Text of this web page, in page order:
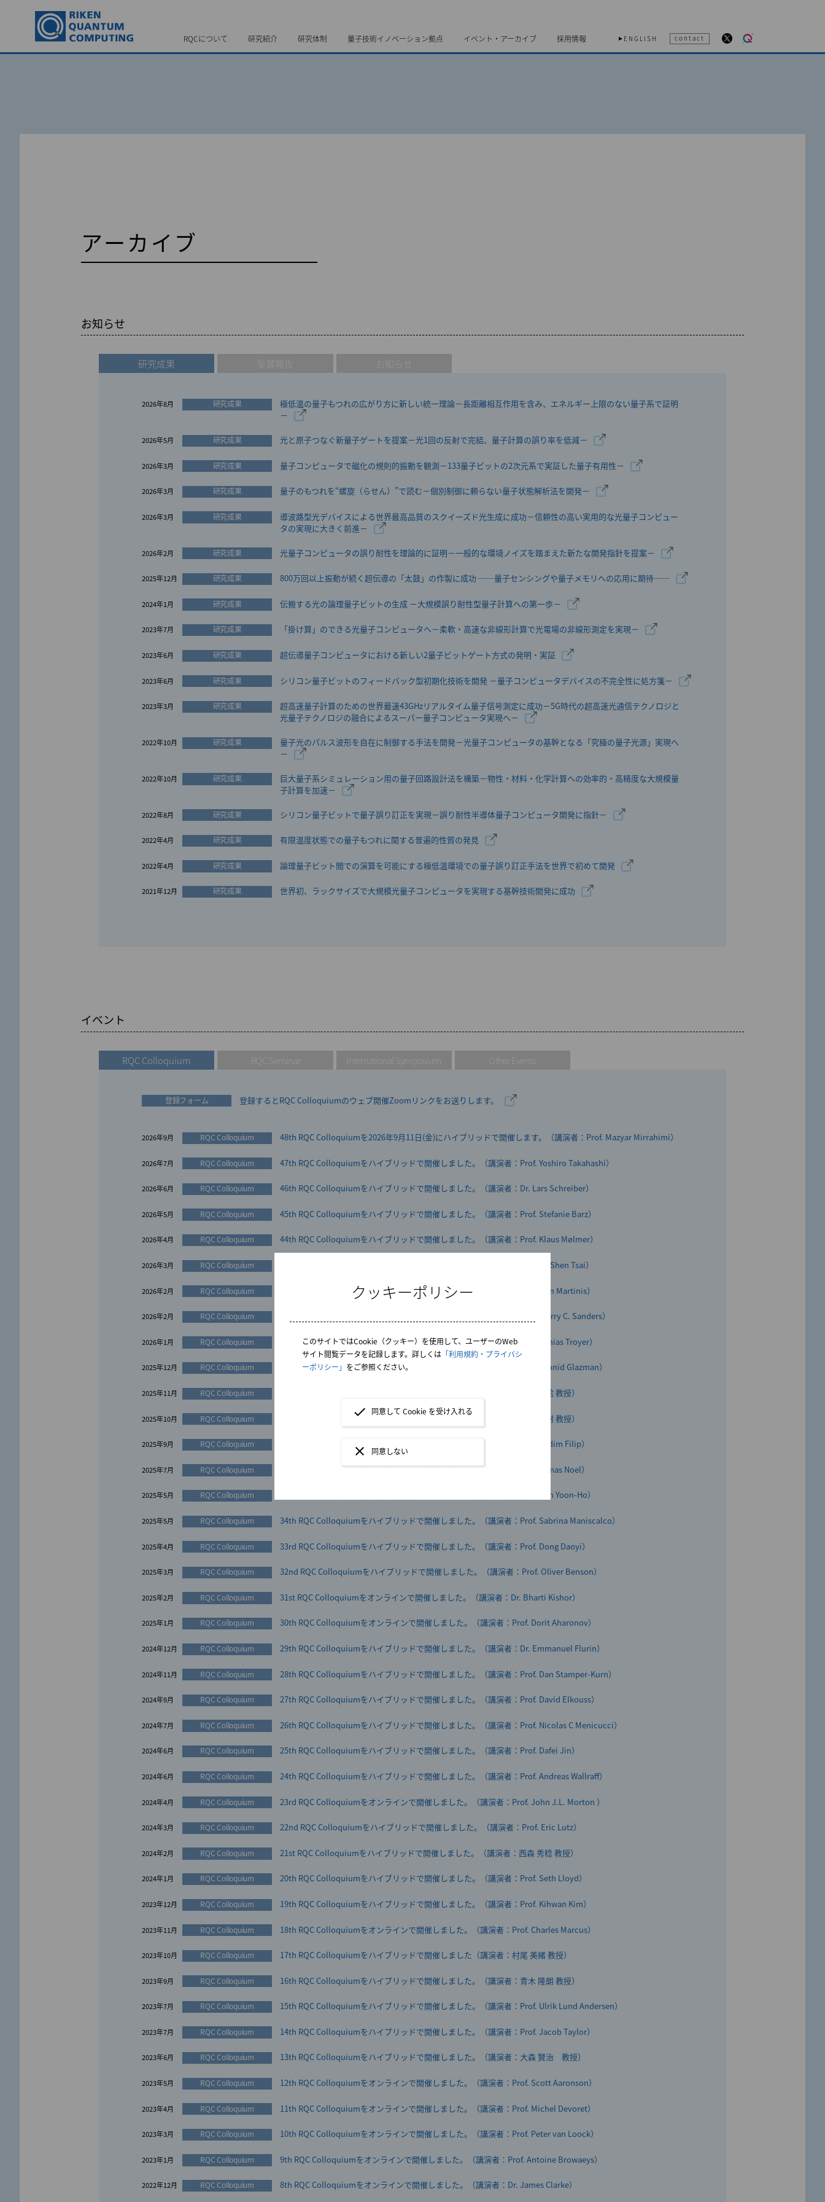
RQCについて 研究紹介 研究体制 量子技術イノベーション拠点 イベント・アーカイブ 採用情報 ENGLISH contact
アーカイブ
お知らせ
研究成果
2026年8月 研究成果
極低温の量子もつれの広がり方に新しい統一理論－長距離相互作用を含み、エネルギー上限のない量子系で証明
－
2026年5月 研究成果 光と原子つなぐ新量子ゲートを提案－光1回の反射で完結、量子計算の誤り率を低減－
2026年3月 研究成果 量子コンピュータで磁化の規則的振動を観測－133量子ビットの2次元系で実証した量子有用性－
2026年3月 研究成果 量子のもつれを“螺旋（らせん）”で読む－個別制御に頼らない量子状態解析法を開発－
2026年3月 研究成果
導波路型光デバイスによる世界最高品質のスクイーズド光生成に成功－信頼性の高い実用的な光量子コンピュー
タの実現に大きく前進－
2026年2月 研究成果 光量子コンピュータの誤り耐性を理論的に証明－一般的な環境ノイズを踏まえた新たな開発指針を提案－
2025年12月 研究成果 800万回以上振動が続く超伝導の「太鼓」の作製に成功 ──量子センシングや量子メモリへの応用に期待──
2024年1月 研究成果 伝搬する光の論理量子ビットの生成 －大規模誤り耐性型量子計算への第一歩－
2023年7月 研究成果 「掛け算」のできる光量子コンピュータへ－柔軟・高速な非線形計算で光電場の非線形測定を実現－
2023年6月 研究成果 超伝導量子コンピュータにおける新しい2量子ビットゲート方式の発明・実証
2023年6月 研究成果 シリコン量子ビットのフィードバック型初期化技術を開発 －量子コンピュータデバイスの不完全性に処方箋－
2023年3月 研究成果
超高速量子計算のための世界最速43GHzリアルタイム量子信号測定に成功－5G時代の超高速光通信テクノロジと
光量子テクノロジの融合によるスーパー量子コンピュータ実現へ－
2022年10月 研究成果
量子光のパルス波形を自在に制御する手法を開発－光量子コンピュータの基幹となる「究極の量子光源」実現へ
－
2022年10月 研究成果
巨大量子系シミュレーション用の量子回路設計法を構築－物性・材料・化学計算への効率的・高精度な大規模量
子計算を加速－
2022年8月 研究成果 シリコン量子ビットで量子誤り訂正を実現－誤り耐性半導体量子コンピュータ開発に指針－
2022年4月 研究成果 有限温度状態での量子もつれに関する普遍的性質の発見
2022年4月 研究成果 論理量子ビット間での演算を可能にする極低温環境での量子誤り訂正手法を世界で初めて開発
2021年12月 研究成果 世界初、ラックサイズで大規模光量子コンピュータを実現する基幹技術開発に成功
受賞報告
受賞報告 Franco Nori チームリーダーが「Clarivate Highly Cited Researcher 2024」に選出
2024年3月 受賞報告
超伝導量子コンピュータを用いた超高性能計算プラットフォームが、「第53回 日本産業技術大賞」の最高位「内
2023年11月 受賞報告 Franco Nori チームリーダーが「Clarivate Highly Cited Researcher 2023」に選出
2023年10月 受賞報告 中村 泰信 センター長・蔡 兆申 チームリーダーがC＆C賞を受賞
2023年3月 受賞報告 中村 泰信 センター長、蔡 兆申 チームリーダーが日本学士院賞を受賞
2022年12月 受賞報告 藤井 啓祐 チームリーダーが「日本学術振興会賞」を受賞
2022年11月 受賞報告 Franco Nori チームリーダーが「Clarivate Highly Cited Researcher 2022」に選出
2022年3月 受賞報告
2021年11月 受賞報告 中村 泰信センター長、Franco Nori チームリーダーが「Clarivate Highly Cited Researcher 2021」に選出
お知らせ
お知らせ フランス政府関係者がRQCを訪問
2025年11月 お知らせ 理研グッズに新アイテム 量子コンピュータ「叡」 量子ビットチップモデルのストラップが登場！
お知らせ
お知らせ
お知らせ 理化学研究所 科学講演会2025「No 量子, No Life！-量子科学がつくる未来の技術-」を開催しました
お知らせ
お知らせ 大阪・関西万博で量子コンピュータのVR体験を実施
お知らせ
2025年6月 お知らせ ルメン・ラデフ ブルガリア共和国大統領がRQCを訪問
2025年4月 お知らせ 世界最大級の256量子ビットの超伝導量子コンピュータを開発
2025年3月 お知らせ
YouTube「理研チャンネル」新着動画（プレスリリース解説「量子コンピュータ用誤り訂正技術の高効率化に成
功」）
早稲田大学と理化学研究所との連携・協力に関する基本協定締結
あべ 俊子 文部科学大臣がRQCを視察
ための研究を加速
2024年5月 お知らせ スーパーコンピュータ「富岳」と量子コンピュータ「叡」の連携利用を実証
2024年3月 お知らせ シビ・ジョージ 駐日インド共和国大使がRQCを訪問
2023年12月 お知らせ 李 宗昊 大韓民国 科学技術情報通信部長官がRQCを訪問
2023年12月 お知らせ 大阪大学に設置した超伝導量子コンピュータ国産3号機のクラウドサービスを開始
2023年12月 お知らせ 国産量子コンピュータ初号機「叡（えい）」ロゴマークを決定
2023年11月 お知らせ テレビ放映のお知らせ「漫画家イエナガの複雑社会を超定義」（2023年11月17日）
2023年10月 お知らせ
超伝導量子コンピュータを開発し、量子シミュレータと連携可能なプラットフォームを提供 －量子化学計算、量
お知らせ
お知らせ
お知らせ
お知らせ
お知らせ
お知らせ
－
2022年6月 お知らせ 6月2日 総合科学技術・イノベーション会議（第61回）で五神 真理事長が発表を行いました
2022年3月 お知らせ テレビ放映のお知らせ「サイエンスZERO」（2022年3月6日他）
2022年11月 お知らせ 量子技術イノベーション拠点がナノテク展2022に出展
2021年1月 お知らせ ダイバーシティの促進で、量子分野を盛り上げる -「量子技術人材におけるジェンダー平等」開催レポート
イベント
RQC Colloquium
登録フォーム 登録するとRQC Colloquiumのウェブ開催Zoomリンクをお送りします。
2026年9月 RQC Colloquium 48th RQC Colloquiumを2026年9月11日(金)にハイブリッドで開催します。（講演者：Prof. Mazyar Mirrahimi）
2026年7月 RQC Colloquium 47th RQC Colloquiumをハイブリッドで開催しました。（講演者：Prof. Yoshiro Takahashi）
2026年6月 RQC Colloquium 46th RQC Colloquiumをハイブリッドで開催しました。（講演者：Dr. Lars Schreiber）
2026年5月 RQC Colloquium 45th RQC Colloquiumをハイブリッドで開催しました。（講演者：Prof. Stefanie Barz）
2026年4月 RQC Colloquium 44th RQC Colloquiumをハイブリッドで開催しました。（講演者：Prof. Klaus Mølmer）
2026年3月 RQC Colloquium 43rd RQC Colloquiumをハイブリッドで開催しました。（講演者：Dr. Jaw-Shen Tsai）
2026年2月 RQC Colloquium RQC Special Colloquiumをオンサイトで開催しました。（講演者：Dr. John Martinis）
2026年2月 RQC Colloquium 42nd RQC Colloquiumをハイブリッドで開催しました。（講演者：Prof. Barry C. Sanders）
2026年1月 RQC Colloquium 41st RQC Colloquiumをハイブリッドで開催しました。（講演者：Dr. Matthias Troyer）
2025年12月 RQC Colloquium 40th RQC Colloquiumをハイブリッドで開催しました。（講演者：Prof. Leonid Glazman）
2025年11月 RQC Colloquium 39th RQC Colloquiumをハイブリッドで開催しました。（講演者：根本 香絵 教授）
2025年10月 RQC Colloquium 38th RQC Colloquiumをハイブリッドで開催しました。（講演者：山本 直樹 教授）
2025年9月 RQC Colloquium 37th RQC Colloquiumをハイブリッドで開催しました。（講演者：Prof. Radim Filip）
2025年7月 RQC Colloquium 36th RQC Colloquiumをハイブリッドで開催しました。（講演者：Dr. Thomas Noel）
2025年5月 RQC Colloquium 35th RQC Colloquiumをハイブリッドで開催しました。（講演者：Prof. Kim Yoon-Ho）
2025年5月 RQC Colloquium 34th RQC Colloquiumをハイブリッドで開催しました。（講演者：Prof. Sabrina Maniscalco）
2025年4月 RQC Colloquium 33rd RQC Colloquiumをハイブリッドで開催しました。（講演者：Prof. Dong Daoyi）
2025年3月 RQC Colloquium 32nd RQC Colloquiumをハイブリッドで開催しました。（講演者：Prof. Oliver Benson）
2025年2月 RQC Colloquium 31st RQC Colloquiumをオンラインで開催しました。（講演者：Dr. Bharti Kishor）
2025年1月 RQC Colloquium 30th RQC Colloquiumをオンラインで開催しました。（講演者：Prof. Dorit Aharonov）
2024年12月 RQC Colloquium 29th RQC Colloquiumをハイブリッドで開催しました。（講演者：Dr. Emmanuel Flurin）
2024年11月 RQC Colloquium 28th RQC Colloquiumをハイブリッドで開催しました。（講演者：Prof. Dan Stamper-Kurn）
2024年9月 RQC Colloquium 27th RQC Colloquiumをハイブリッドで開催しました。（講演者：Prof. David Elkouss）
2024年7月 RQC Colloquium 26th RQC Colloquiumをハイブリッドで開催しました。（講演者：Prof. Nicolas C Menicucci）
2024年6月 RQC Colloquium 25th RQC Colloquiumをハイブリッドで開催しました。（講演者：Prof. Dafei Jin）
2024年6月 RQC Colloquium 24th RQC Colloquiumをハイブリッドで開催しました。（講演者：Prof. Andreas Wallraff）
2024年4月 RQC Colloquium 23rd RQC Colloquiumをオンラインで開催しました。（講演者：Prof. John J.L. Morton ）
2024年3月 RQC Colloquium 22nd RQC Colloquiumをハイブリッドで開催しました。（講演者：Prof. Eric Lutz）
2024年2月 RQC Colloquium 21st RQC Colloquiumをハイブリッドで開催しました。（講演者：西森 秀稔 教授）
2024年1月 RQC Colloquium 20th RQC Colloquiumをハイブリッドで開催しました。（講演者：Prof. Seth Lloyd）
2023年12月 RQC Colloquium 19th RQC Colloquiumをハイブリッドで開催しました。（講演者：Prof. Kihwan Kim）
2023年11月 RQC Colloquium 18th RQC Colloquiumをオンラインで開催しました。（講演者：Prof. Charles Marcus）
2023年10月 RQC Colloquium 17th RQC Colloquiumをハイブリッドで開催しました（講演者：村尾 美緒 教授）
2023年9月 RQC Colloquium 16th RQC Colloquiumをハイブリッドで開催しました。（講演者：青木 隆朗 教授）
2023年7月 RQC Colloquium 15th RQC Colloquiumをハイブリッドで開催しました。（講演者：Prof. Ulrik Lund Andersen）
2023年7月 RQC Colloquium 14th RQC Colloquiumをハイブリッドで開催しました。（講演者：Prof. Jacob Taylor）
2023年6月 RQC Colloquium 13th RQC Colloquiumをハイブリッドで開催しました。（講演者：大森 賢治 教授）
2023年5月 RQC Colloquium 12th RQC Colloquiumをオンラインで開催しました。（講演者：Prof. Scott Aaronson）
2023年4月 RQC Colloquium 11th RQC Colloquiumをオンラインで開催しました。（講演者：Prof. Michel Devoret）
2023年3月 RQC Colloquium 10th RQC Colloquiumをオンラインで開催しました。（講演者：Prof. Peter van Loock）
2023年1月 RQC Colloquium 9th RQC Colloquiumをオンラインで開催しました。（講演者：Prof. Antoine Browaeys）
2022年12月 RQC Colloquium 8th RQC Colloquiumをオンラインで開催しました。（講演者：Dr. James Clarke）
RQC Seminar International Symposium Other Events
クッキーポリシー
このサイトではCookie（クッキー）を使用して、ユーザーのWeb
サイト閲覧データを記録します。詳しくは 「利用規約・プライバシ
ーポリシー」 をご参照ください。
check 同意して Cookie を受け入れる
close 同意しない